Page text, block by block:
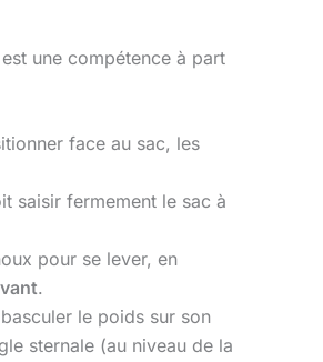
une compétence à part
face au sac, les
saisir fermement le sac à
pour se lever, en
.
le poids sur son
sternale (au niveau de la